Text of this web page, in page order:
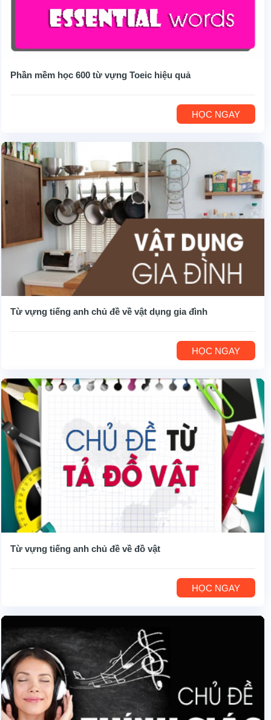
Phần mềm học 600 từ vựng Toeic hiệu quả
HỌC NGAY
Từ vựng tiếng anh chủ đề về vật dụng gia đình
HỌC NGAY
Từ vựng tiếng anh chủ đề về đồ vật
HỌC NGAY